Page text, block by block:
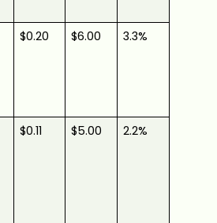
$0.20 $6.00 3.3%
$0.11 $5.00 2.2%